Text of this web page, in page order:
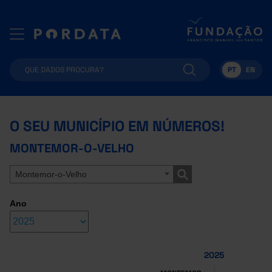
PT EN
O SEU MUNICÍPIO EM NÚMEROS!
MONTEMOR-O-VELHO
Montemor-o-Velho
Ano
2025